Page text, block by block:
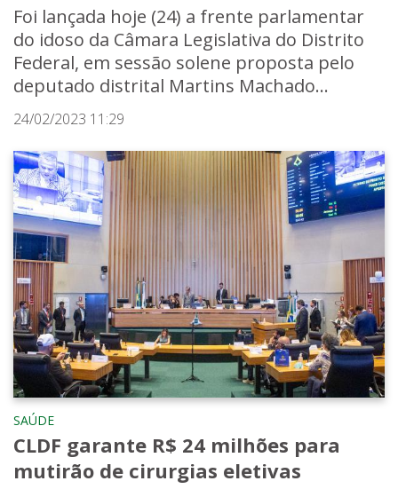
Foi lançada hoje (24) a frente parlamentar
do idoso da Câmara Legislativa do Distrito
Federal, em sessão solene proposta pelo
deputado distrital Martins Machado...
24/02/2023 11:29
SAÚDE
CLDF garante R$ 24 milhões para
mutirão de cirurgias eletivas